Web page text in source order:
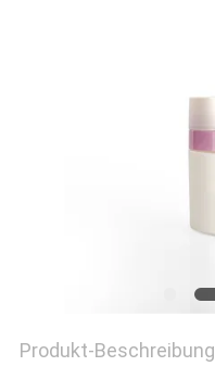
Produkt-Beschreibung